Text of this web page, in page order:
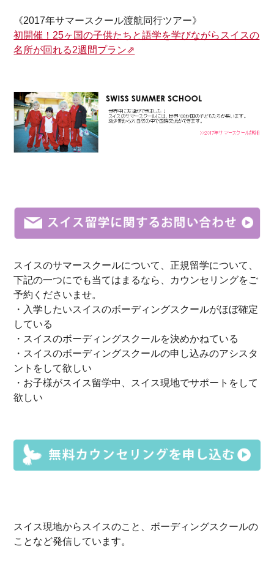
《2017年サマースクール渡航同行ツアー》
初開催！25ヶ国の子供たちと語学を学びながらスイスの
名所が回れる2週間プラン⇗
スイスのサマースクールについて、正規留学について、
下記の一つにでも当てはまるなら、カウンセリングをご
予約くださいませ。
・入学したいスイスのボーディングスクールがほぼ確定
している
・スイスのボーディングスクールを決めかねている
・スイスのボーディングスクールの申し込みのアシスタ
ントをして欲しい
・お子様がスイス留学中、スイス現地でサポートをして
欲しい
スイス現地からスイスのこと、ボーディングスクールの
ことなど発信しています。